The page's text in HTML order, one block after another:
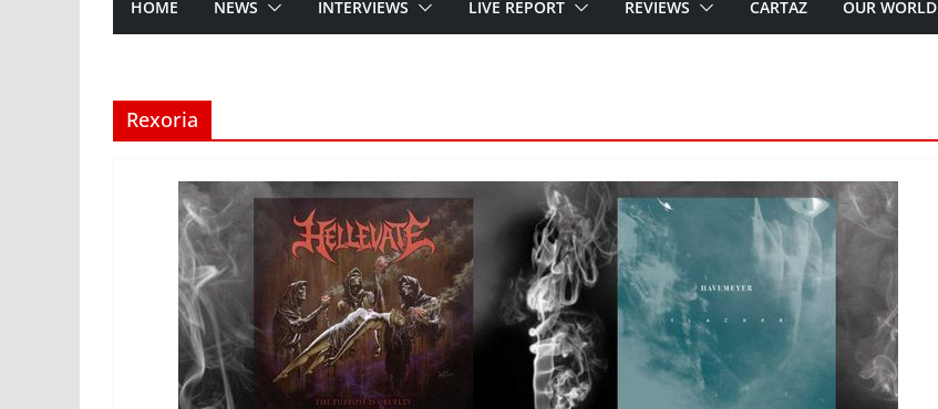
HOME NEWS INTERVIEWS LIVE REPORT REVIEWS CARTAZ OUR WORLD
Rexoria